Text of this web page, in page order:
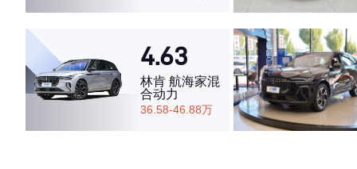
·外观表现一般，低于68%同级车
·内饰表现一般，低于57%同级车
·空间表现一般，低于74%同级车
4.63
林肯 航海家混
合动力
36.58-46.88万